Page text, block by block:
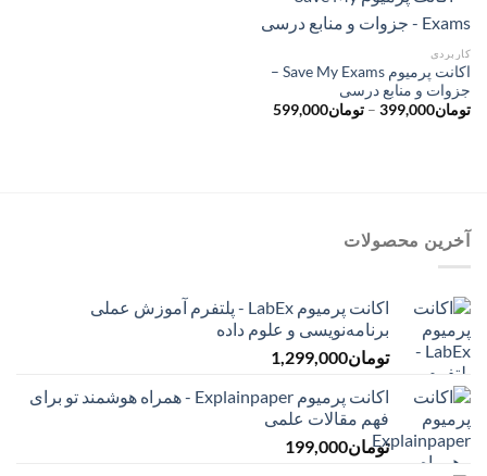
کاربردی
اکانت پرمیوم Save My Exams –
جزوات و منابع درسی
تومان399,000
– تومان599,000محدوده
آخرین محصولات
اکانت پرمیوم LabEx - پلتفرم آموزش عملی
برنامه‌نویسی و علوم داده
تومان1,299,000
اکانت پرمیوم Explainpaper - همراه هوشمند تو برای
فهم مقالات علمی
تومان199,000